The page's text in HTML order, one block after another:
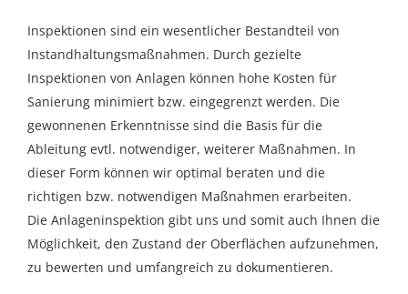
Inspektionen sind ein wesentlicher Bestandteil von
Instandhaltungsmaßnahmen. Durch gezielte
Inspektionen von Anlagen können hohe Kosten für
Sanierung minimiert bzw. eingegrenzt werden. Die
gewonnenen Erkenntnisse sind die Basis für die
Ableitung evtl. notwendiger, weiterer Maßnahmen. In
dieser Form können wir optimal beraten und die
richtigen bzw. notwendigen Maßnahmen erarbeiten.
Die Anlageninspektion gibt uns und somit auch Ihnen die
Möglichkeit, den Zustand der Oberflächen aufzunehmen,
zu bewerten und umfangreich zu dokumentieren.